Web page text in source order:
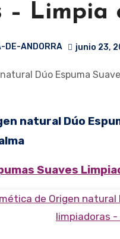
– Limpia
DE-ANDORRA junio 23,
Suaves